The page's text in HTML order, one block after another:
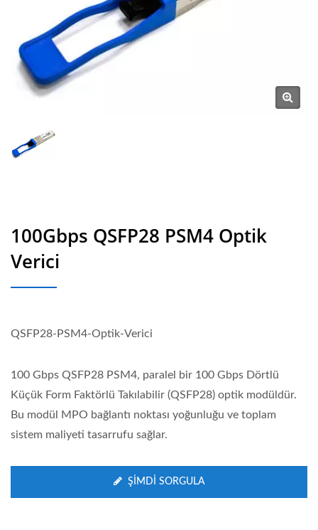
100Gbps QSFP28 PSM4 Optik
Verici
QSFP28-PSM4-Optik-Verici
100 Gbps QSFP28 PSM4, paralel bir 100 Gbps Dörtlü
Küçük Form Faktörlü Takılabilir (QSFP28) optik modüldür.
Bu modül MPO bağlantı noktası yoğunluğu ve toplam
sistem maliyeti tasarrufu sağlar.
ŞIMDI SORGULA